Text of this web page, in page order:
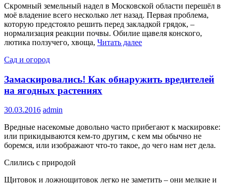
Скромный земельный надел в Московской области перешёл в
моё владение всего несколько лет назад. Первая проблема,
которую предстояло решить перед закладкой грядок, –
нормализация реакции почвы. Обилие щавеля конского,
лютика ползучего, хвоща, Читать далее
Сад и огород
Замаскировались! Как обнаружить вредителей
на ягодных растениях
30.03.2016 admin
Вредные насекомые довольно часто прибегают к маскировке:
или прикидываются кем-то другим, с кем мы обычно не
боремся, или изображают что-то такое, до чего нам нет дела.
Слились с природой
Щитовок и ложнощитовок легко не заметить – они мелкие и